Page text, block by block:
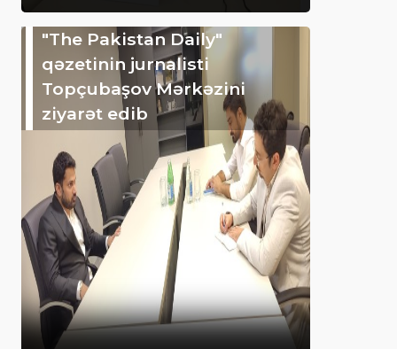
"The Pakistan Daily"
qəzetinin jurnalisti
Topçubaşov Mərkəzini
ziyarət edib